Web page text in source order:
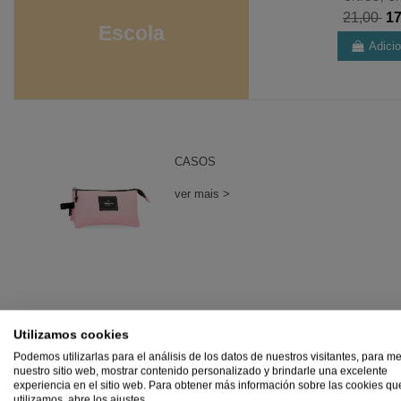
Escola
21,00
CASOS
ver mais >
MALAS DE VIAGEM
Utilizamos cookies
Podemos utilizarlas para el análisis de los datos de nuestros visitantes, para
nuestro sitio web, mostrar contenido personalizado y brindarle una excelente
experiencia en el sitio web. Para obtener más información sobre las cookies